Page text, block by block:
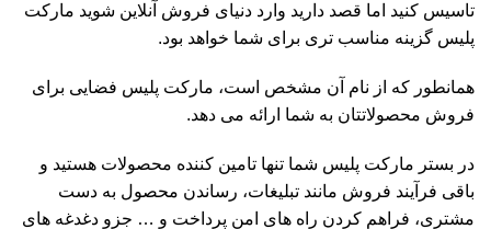
تاسیس کنید اما قصد دارید وارد دنیای فروش آنلاین شوید مارکت
پلیس گزینه مناسب تری برای شما خواهد بود.
همانطور که از نام آن مشخص است، مارکت پلیس فضایی برای
فروش محصولاتتان به شما ارائه می دهد.
در بستر مارکت پلیس شما تنها تامین کننده محصولات هستید و
باقی فرآیند فروش مانند تبلیغات، رساندن محصول به دست
مشتری، فراهم کردن راه های امن پرداخت و … جزو دغدغه های